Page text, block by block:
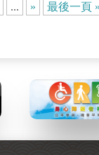
... » 最後一頁